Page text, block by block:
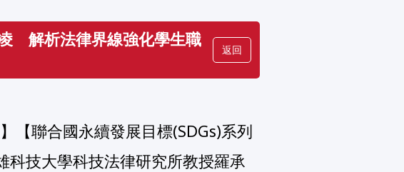
解析法律界線強化學生職
返回
技大學科技法律研究所教授羅承